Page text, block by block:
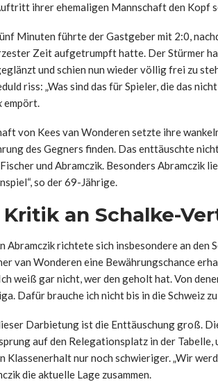
ihrer ehemaligen Mannschaft den Kopf
Minuten führte der Gastgeber mit 2:0,
Zeit aufgetrumpft hatte. Der Stürmer
und schien nun wieder völlig frei zu
riss: „Was sind das für Spieler, die das
empört.
von Kees van Wonderen setzte ihre
des Gegners finden. Das enttäuschte
und Abramczik. Besonders Abramczik
so der 69-Jährige.
an Schalke-
Abramczik richtete sich insbesondere an den
van Wonderen eine Bewährungschance
weiß gar nicht, wer den geholt hat. Von
Dafür brauche ich nicht bis in die Schweiz
Darbietung ist die Enttäuschung groß.
auf den Relegationsplatz in der
Klassenerhalt nur noch schwieriger. „Wir
die aktuelle Lage zusammen.